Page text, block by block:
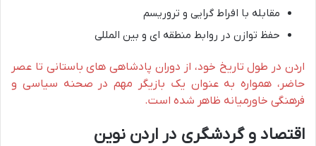
مقابله با افراط گرایی و تروریسم
حفظ توازن در روابط منطقه ای و بین المللی
اردن در طول تاریخ خود، از دوران پادشاهی های باستانی تا عصر
حاضر، همواره به عنوان یک بازیگر مهم در صحنه سیاسی و
فرهنگی خاورمیانه ظاهر شده است.
اقتصاد و گردشگری در اردن نوین